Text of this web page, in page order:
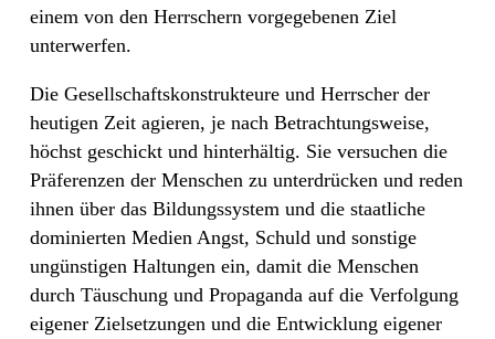
einem von den Herrschern vorgegebenen Ziel
unterwerfen.
Die Gesellschaftskonstrukteure und Herrscher der
heutigen Zeit agieren, je nach Betrachtungsweise,
höchst geschickt und hinterhältig. Sie versuchen die
Präferenzen der Menschen zu unterdrücken und reden
ihnen über das Bildungssystem und die staatliche
dominierten Medien Angst, Schuld und sonstige
ungünstigen Haltungen ein, damit die Menschen
durch Täuschung und Propaganda auf die Verfolgung
eigener Zielsetzungen und die Entwicklung eigener